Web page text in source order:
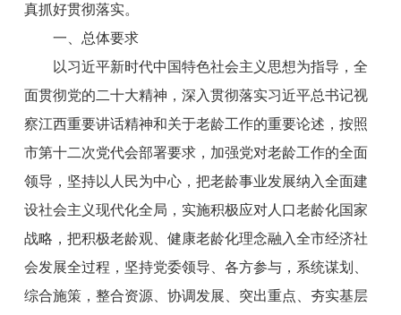
真抓好贯彻落实。
一、总体要求
以习近平新时代中国特色社会主义思想为指导，全
面贯彻党的二十大精神，深入贯彻落实习近平总书记视
察江西重要讲话精神和关于老龄工作的重要论述，按照
市第十二次党代会部署要求，加强党对老龄工作的全面
领导，坚持以人民为中心，把老龄事业发展纳入全面建
设社会主义现代化全局，实施积极应对人口老龄化国家
战略，把积极老龄观、健康老龄化理念融入全市经济社
会发展全过程，坚持党委领导、各方参与，系统谋划、
综合施策，整合资源、协调发展、突出重点、夯实基层